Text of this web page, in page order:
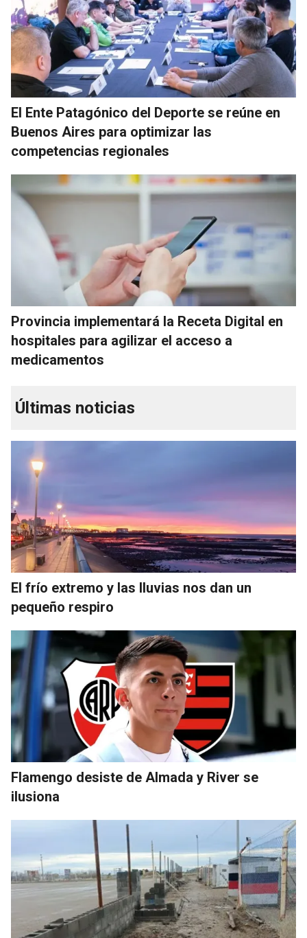
El Ente Patagónico del Deporte se reúne en
Buenos Aires para optimizar las
competencias regionales
Provincia implementará la Receta Digital en
hospitales para agilizar el acceso a
medicamentos
Últimas noticias
El frío extremo y las lluvias nos dan un
pequeño respiro
Flamengo desiste de Almada y River se
ilusiona